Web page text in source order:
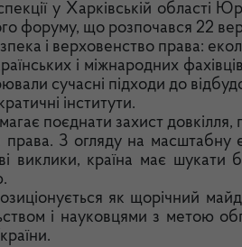
у Харківській області
форуму, що розпочався 22
і верховенство права:
і міжнародних
сучасні підходи до
інститути.
поєднати захист довкілля,
права. З огляду на масштабну
виклики, країна має шукати
як щорічний
і науковцями з метою